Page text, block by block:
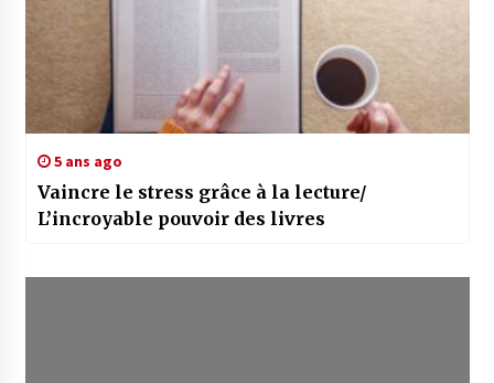
5 ans ago
Vaincre le stress grâce à la lecture/
L’incroyable pouvoir des livres